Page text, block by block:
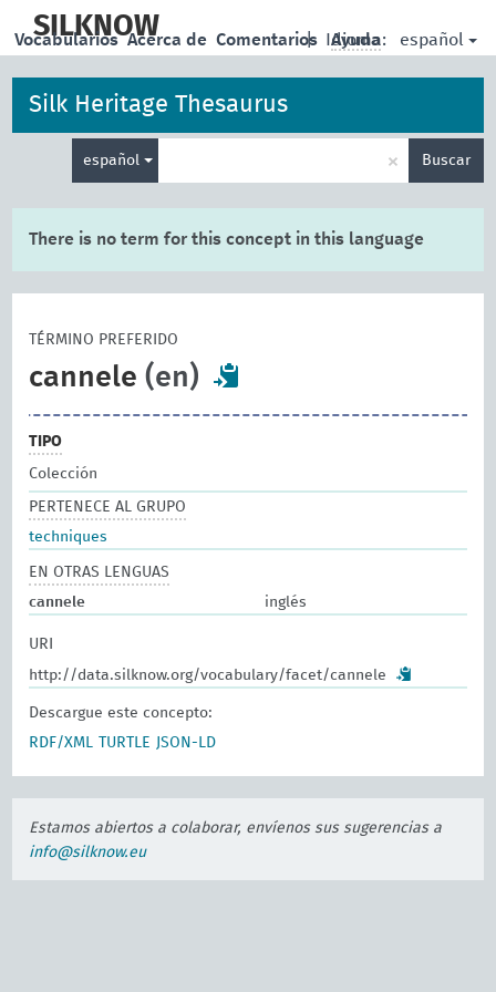
main
SILKNOW | Idioma: español
Vocabularios Acerca de Comentarios Ayuda
Silk Heritage Thesaurus
español × Buscar
There is no term for this concept in this language
TÉRMINO PREFERIDO
cannele (en)
TIPO
Colección
PERTENECE AL GRUPO
techniques
EN OTRAS LENGUAS
cannele
inglés
URI
http://data.silknow.org/vocabulary/facet/cannele
Descargue este concepto:
RDF/XML
TURTLE JSON-LD
Estamos abiertos a colaborar, envíenos sus sugerencias a
info@silknow.eu